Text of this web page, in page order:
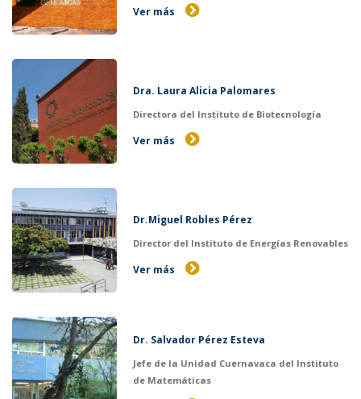
Ver más
Dra. Laura Alicia Palomares
Directora del Instituto de Biotecnología
Ver más
Dr.Miguel Robles Pérez
Director del Instituto de Energías Renovables
Ver más
Dr. Salvador Pérez Esteva
Jefe de la Unidad Cuernavaca del Instituto
de Matemáticas